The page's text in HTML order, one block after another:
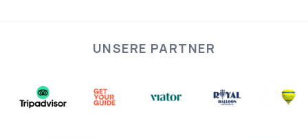
UNSERE PARTNER